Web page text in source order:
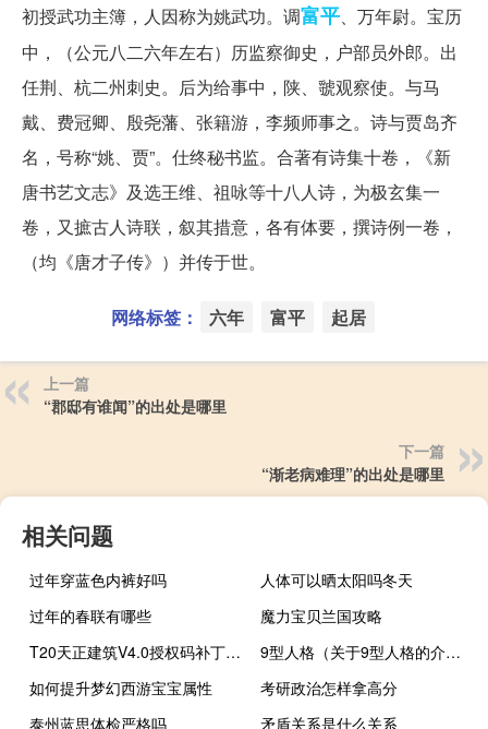
初授武功主簿，人因称为姚武功。调富平、万年尉。宝历
中，（公元八二六年左右）历监察御史，户部员外郎。出
任荆、杭二州刺史。后为给事中，陕、虢观察使。与马
戴、费冠卿、殷尧藩、张籍游，李频师事之。诗与贾岛齐
名，号称“姚、贾”。仕终秘书监。合著有诗集十卷，《新
唐书艺文志》及选王维、祖咏等十八人诗，为极玄集一
卷，又摭古人诗联，叙其措意，各有体要，撰诗例一卷，
（均《唐才子传》）并传于世。
网络标签： 六年 富平 起居
上一篇
“郡邸有谁闻”的出处是哪里
下一篇
“渐老病难理”的出处是哪里
相关问题
过年穿蓝色内裤好吗
人体可以晒太阳吗冬天
过年的春联有哪些
魔力宝贝兰国攻略
T20天正建筑V4.0授权码补丁 32/64位 绿色免费版（T20天正建筑V4.0授权码补丁 32/64位 绿色免费版功能简介）
9型人格（关于9型人格的介绍）
如何提升梦幻西游宝宝属性
考研政治怎样拿高分
泰州蓝思体检严格吗
矛盾关系是什么关系